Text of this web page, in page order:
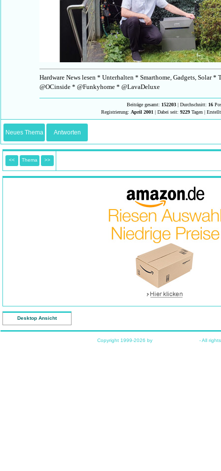
Hardware News lesen * Unterhalten * Smarthome, Gadgets, Solar *
@OCinside * @Funkyhome * @LavaDeluxe
Beiträge gesamt: 152203 | Durchschnitt: 16
Registrierung: April 2001 | Dabei seit: 9229 Tagen |
Neues Thema Antworten
<< Thema >>
Desktop Ansicht
Copyright 1999-2026 by - All